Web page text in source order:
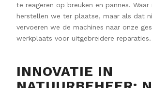
te reageren op breuken en pannes. Waar
herstellen we ter plaatse, maar als dat
vervoeren we de machines naar onze
werkplaats voor uitgebreidere reparaties.
INNOVATIE IN